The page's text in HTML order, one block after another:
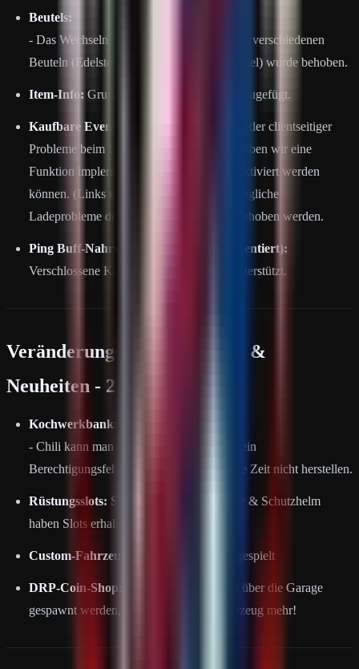
Beutels:
- Das Wechseln zwischen den Seiten in den verschiedenen
Beuteln (Edelstein-, Deko- und Zutatenbeutel) wurde behoben.
Item-Info: Grundwasserpumpe wurde hinzugefügt.
Kaufbare Events:
Aufgrund wiederkehrender clientseitiger
Probleme beim Laden der Event-Bildern haben wir eine
Funktion implementiert, mit der Bilder deaktiviert werden
können. (Links unten) Dadurch können mögliche
Ladeprobleme des Clients reduziert oder behoben werden.
Ping Buff-Nahrung (Noch nicht implementiert):
Verschlossene Kisten werden auch jetzt unterstützt.
Veränderungen, Änderungen &
Neuheiten - 20.06.26
Kochwerkbank:
- Chili kann man wieder herstellen, durch ein
Berechtigungsfehler konnte man es längere Zeit nicht herstellen.
Rüstungsslots: Straßenschild Handschuhe & Schutzhelm
haben Slots erhalten.
Custom-Fahrzeuge: Neuste Version aufgespielt
DRP-Coin-Shop:
Predator RP kann jetzt über die Garage
gespawnt werden, ist kein Tragbares Fahrzeug mehr!